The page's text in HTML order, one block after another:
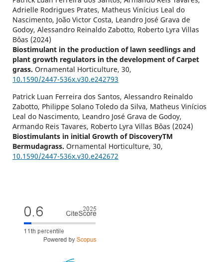
Adrielle Rodrigues Prates, Matheus Vinícius Leal do
Nascimento, João Victor Costa, Leandro José Grava de
Godoy, Alessandro Reinaldo Zabotto, Roberto Lyra Villas
Bôas (2024)
Biostimulant in the production of lawn seedlings and
plant growth regulators in the development of Carpet
grass. Ornamental Horticulture, 30,
10.1590/2447-536x.v30.e242793
Patrick Luan Ferreira dos Santos, Alessandro Reinaldo
Zabotto, Philippe Solano Toledo da Silva, Matheus Vinícios
Leal do Nascimento, Leandro José Grava de Godoy,
Armando Reis Tavares, Roberto Lyra Villas Bôas (2024)
Biostimulants in initial Growth of DiscoveryTM
Bermudagrass. Ornamental Horticulture, 30,
10.1590/2447-536x.v30.e242672